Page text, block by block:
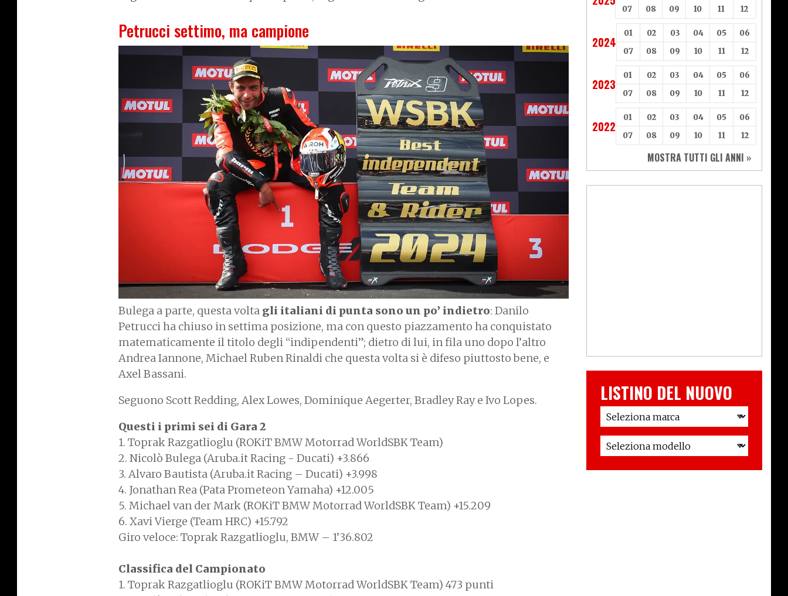
Petrucci settimo, ma campione
I
a
g
e
Bulega a parte, questa volta gli italiani di punta sono un po’ indietro: Danilo
Petrucci ha chiuso in settima posizione, ma con questo piazzamento ha conquistato
matematicamente il titolo degli “indipendenti”; dietro di lui, in fila uno dopo l’altro
Andrea Iannone, Michael Ruben Rinaldi che questa volta si è difeso piuttosto bene, e
Axel Bassani.
Seguono Scott Redding, Alex Lowes, Dominique Aegerter, Bradley Ray e Ivo Lopes.
Questi i primi sei di Gara 2
1. Toprak Razgatlioglu (ROKiT BMW Motorrad WorldSBK Team)
2. Nicolò Bulega (Aruba.it Racing - Ducati) +3.866
3. Alvaro Bautista (Aruba.it Racing – Ducati) +3.998
4. Jonathan Rea (Pata Prometeon Yamaha) +12.005
5. Michael van der Mark (ROKiT BMW Motorrad WorldSBK Team) +15.209
6. Xavi Vierge (Team HRC) +15.792
Giro veloce: Toprak Razgatlioglu, BMW – 1’36.802
Classifica del Campionato
1. Toprak Razgatlioglu (ROKiT BMW Motorrad WorldSBK Team) 473 punti
07
08 09 10 11 12
2024
01 02 03 04 05
06
07
08 09 10 11 12
2023
01 02 03 04 05
06
07
08 09 10 11 12
2022
01 02 03 04 05
06
07
08 09 10 11 12
MOSTRA TUTTI GLI ANNI »
LISTINO DEL NUOVO